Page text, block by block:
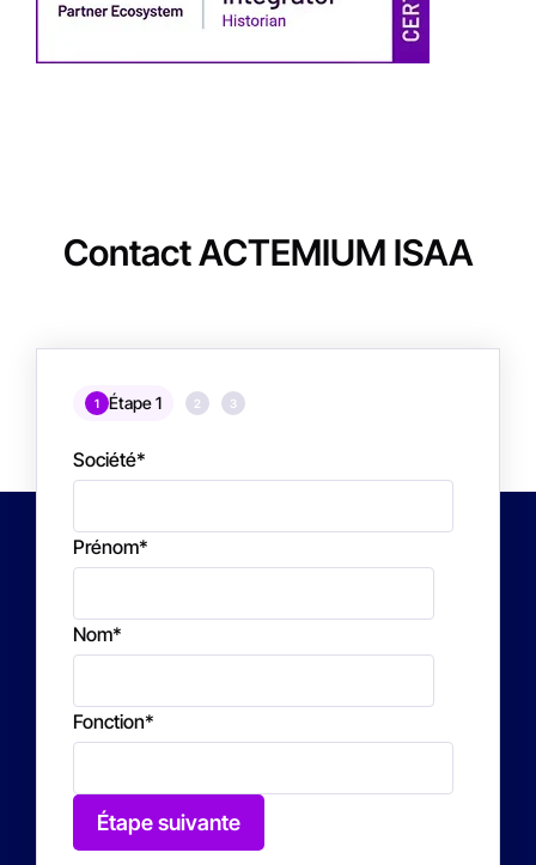
Contact ACTEMIUM ISAA
1 Étape 1 2 3
Société*
Prénom*
Nom*
Fonction*
Étape suivante